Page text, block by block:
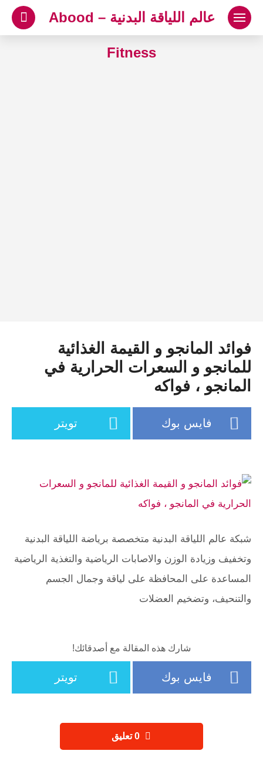
التجاوز
المحتوى
عالم اللياقة البدنية – Abood
Fitness
فوائد المانجو و القيمة الغذائية
للمانجو و السعرات الحرارية في
المانجو ، فواكه
فايس بوك تويتر
شبكة عالم اللياقة البدنية متخصصة برياضة اللياقة البدنية
وتخفيف وزيادة الوزن والاصابات الرياضية والتغذية الرياضية
المساعدة على المحافظة على لياقة وجمال الجسم
والتنحيف، وتضخيم العضلات
شارك هذه المقالة مع أصدقائك!
فايس بوك تويتر